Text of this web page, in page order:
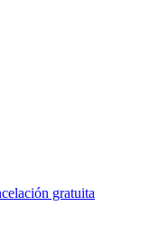
gratuita